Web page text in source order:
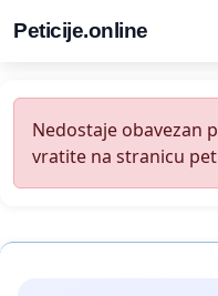
Peticije.online
Nedostaje obavezan
vratite na stranicu